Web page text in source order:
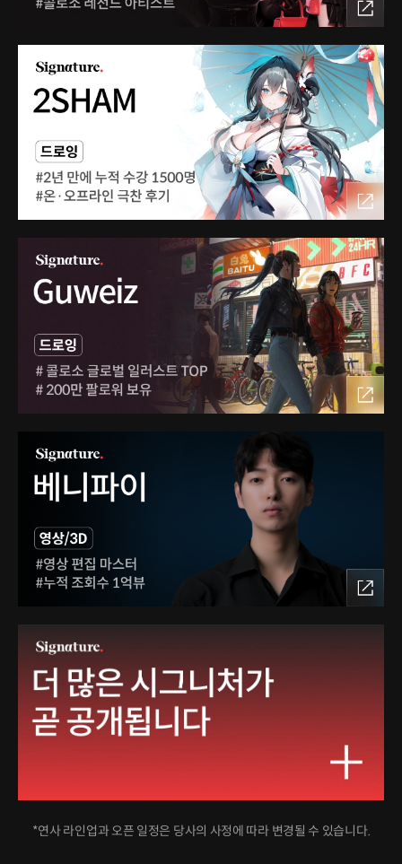
*연사 라인업과 오픈 일정은 당사의 사정에 따라 변경될 수 있습니다.